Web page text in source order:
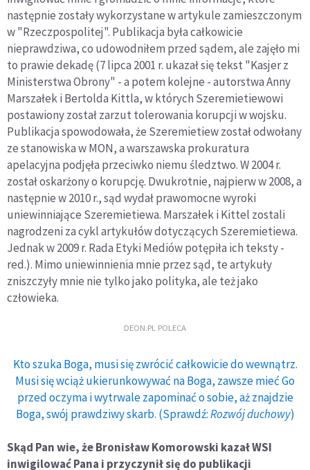
następnie zostały wykorzystane w artykule zamieszczonym
w "Rzeczpospolitej". Publikacja była całkowicie
nieprawdziwa, co udowodniłem przed sądem, ale zajęło mi
to prawie dekadę (7 lipca 2001 r. ukazał się tekst "Kasjer z
Ministerstwa Obrony" - a potem kolejne - autorstwa Anny
Marszałek i Bertolda Kittla, w których Szeremietiewowi
postawiony został zarzut tolerowania korupcji w wojsku.
Publikacja spowodowała, że Szeremietiew został odwołany
ze stanowiska w MON, a warszawska prokuratura
apelacyjna podjęła przeciwko niemu śledztwo. W 2004 r.
został oskarżony o korupcję. Dwukrotnie, najpierw w 2008, a
następnie w 2010 r., sąd wydał prawomocne wyroki
uniewinniające Szeremietiewa. Marszałek i Kittel zostali
nagrodzeni za cykl artykułów dotyczących Szeremietiewa.
Jednak w 2009 r. Rada Etyki Mediów potępiła ich teksty -
red.). Mimo uniewinnienia mnie przez sąd, te artykuły
zniszczyły mnie nie tylko jako polityka, ale też jako
człowieka.
DEON.PL POLECA
Kto szuka Boga, musi się zwrócić całkowicie do wewnątrz.
Musi się wciąż ukierunkowywać na Boga, zawsze mieć Go
przed oczyma i wytrwale zapominać o sobie, aż znajdzie
Boga, swój prawdziwy skarb. (Sprawdź:Rozwój duchowy)
Skąd Pan wie, że Bronisław Komorowski kazał WSI
inwigilować Pana i przyczynił się do publikacji